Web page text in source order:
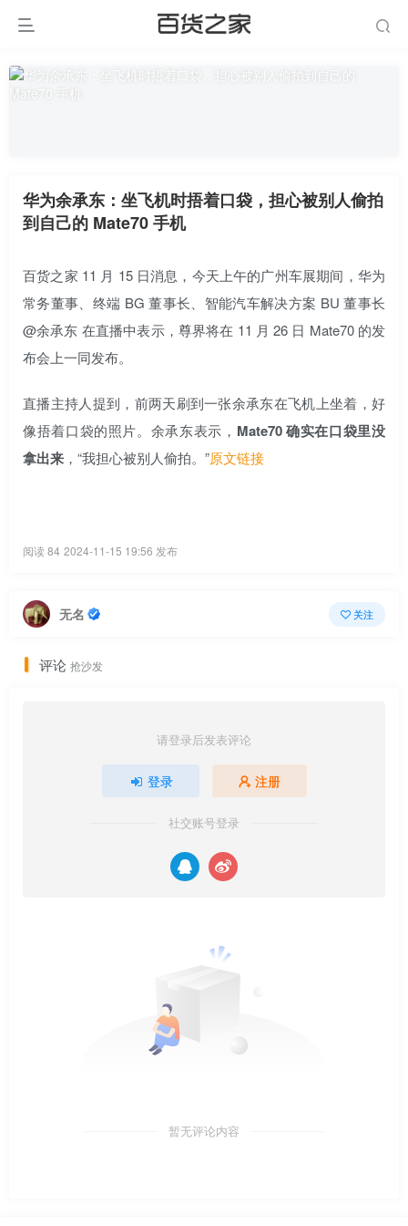
华为余承东：坐飞机时捂着口袋，担心被别人偷拍
到自己的 Mate70 手机
百货之家 11 月 15 日消息，今天上午的广州车展期间，华为
常务董事、终端 BG 董事长、智能汽车解决方案 BU 董事长
@余承东 在直播中表示，尊界将在 11 月 26 日 Mate70 的发
布会上一同发布。
直播主持人提到，前两天刷到一张余承东在飞机上坐着，好
像捂着口袋的照片。余承东表示， Mate70 确实在口袋里没
拿出来 ，“我担心被别人偷拍。”原文链接
阅读 84 2024-11-15 19:56 发布
无名 关注
评论 抢沙发
请登录后发表评论
登录 注册
社交账号登录
暂无评论内容